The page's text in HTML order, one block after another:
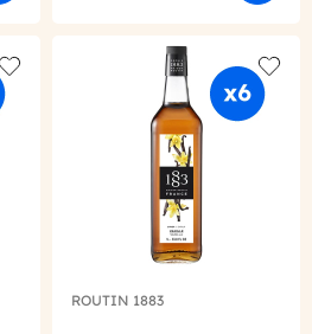
Add to wishlist Add
ROUTIN 1883